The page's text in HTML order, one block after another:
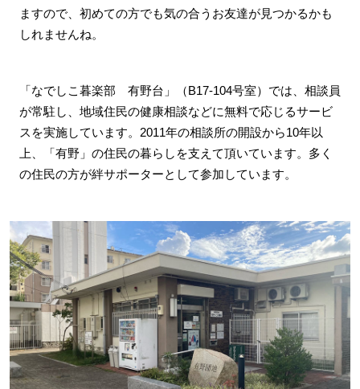
ますので、初めての方でも気の合うお友達が見つかるかも
しれませんね。
「なでしこ暮楽部 有野台」（B17-104号室）では、相談員
が常駐し、地域住民の健康相談などに無料で応じるサービ
スを実施しています。2011年の相談所の開設から10年以
上、「有野」の住民の暮らしを支えて頂いています。多く
の住民の方が絆サポーターとして参加しています。